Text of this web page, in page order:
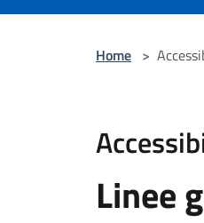
Home >
Linee